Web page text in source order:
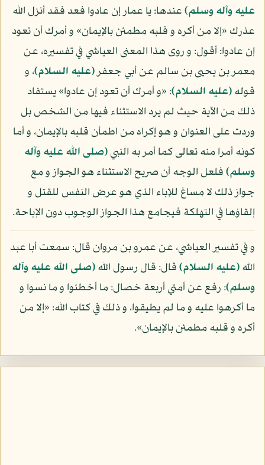
عليه وآله وسلم)عندها: يا عمار إن عادوا فعد فقد أنزل الله
عذرك «إلا من أكره و قلبه مطمئن بالإيمان» و أمرك أن تعود
إن عادوا: أقول: و روى هذا المعنى العياشي في تفسيره، عن
معمر بن يحيى بن سالم عن أبي جعفر(عليه السلام)، و
قوله(عليه السلام): «و أمرك أن تعود إن عادوا» يستفاد
ذلك من الآية حيث لم يرد الاستثناء فيها من الشخص بل
وردت على العنوان و هو إكراه من اطمأن قلبه بالإيمان، و أما
كونه أمرا منه تعالى كما أمر به النبي(صلى الله عليه وآله
وسلم)فلعل الوجه أن صريح الاستثناء هو الجواز و مع
جواز ذلك لا مساغ للإباء الذي هو عرض النفس للقتل و
إلقاؤها في التهلكة فيجامع هذا الجواز الوجوب دون الإباحة.
و في تفسير العياشي، عن عمرو بن مروان قال: سمعت أبا عبد
الله(عليه السلام)قال: قال رسول الله(صلى الله عليه وآله
وسلم): رفع عن أمتي أربعة خصال: ما أخطئوا و ما نسوا و
ما أكرهوا عليه و ما لم يطيقوا، و ذلك في كتاب الله: «إلا من
أكره و قلبه مطمئن بالإيمان».